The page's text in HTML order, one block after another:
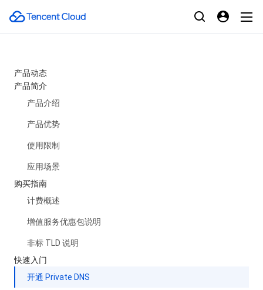
产品动态
产品简介
产品介绍
产品优势
使用限制
应用场景
购买指南
计费概述
增值服务优惠包说明
非标 TLD 说明
快速入门
开通 Private DNS